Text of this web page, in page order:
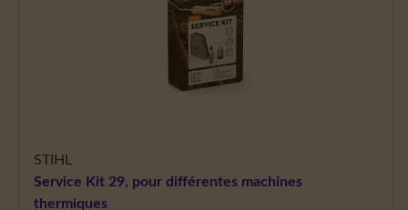
STIHL
Service Kit 29, pour différentes machines
thermiques